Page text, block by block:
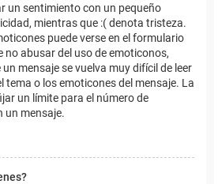
un sentimiento con un pequeño
mientras que :( denota tristeza.
puede verse en el formulario
no abusar del uso de emoticonos,
mensaje se vuelva muy difícil de leer
tema o los emoticones del mensaje. La
un límite para el número de
un mensaje.